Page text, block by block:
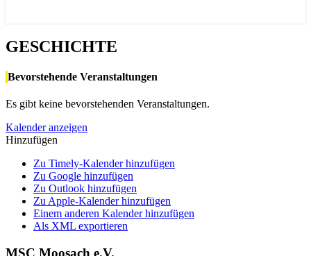
GESCHICHTE
GESCHICHTE
Bevorstehende Veranstaltungen
Es gibt keine bevorstehenden Veranstaltungen.
Kalender anzeigen
Hinzufügen
Zu Timely-Kalender hinzufügen
Zu Google hinzufügen
Zu Outlook hinzufügen
Zu Apple-Kalender hinzufügen
Einem anderen Kalender hinzufügen
Als XML exportieren
MSC Moosach e.V.